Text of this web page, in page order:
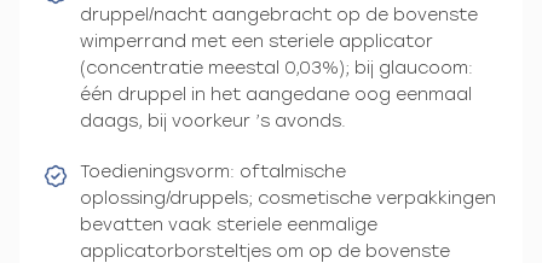
druppel/nacht aangebracht op de bovenste
wimperrand met een steriele applicator
(concentratie meestal 0,03%); bij glaucoom:
één druppel in het aangedane oog eenmaal
daags, bij voorkeur ’s avonds.
Toedieningsvorm: oftalmische
oplossing/druppels; cosmetische verpakkingen
bevatten vaak steriele eenmalige
applicatorborsteltjes om op de bovenste